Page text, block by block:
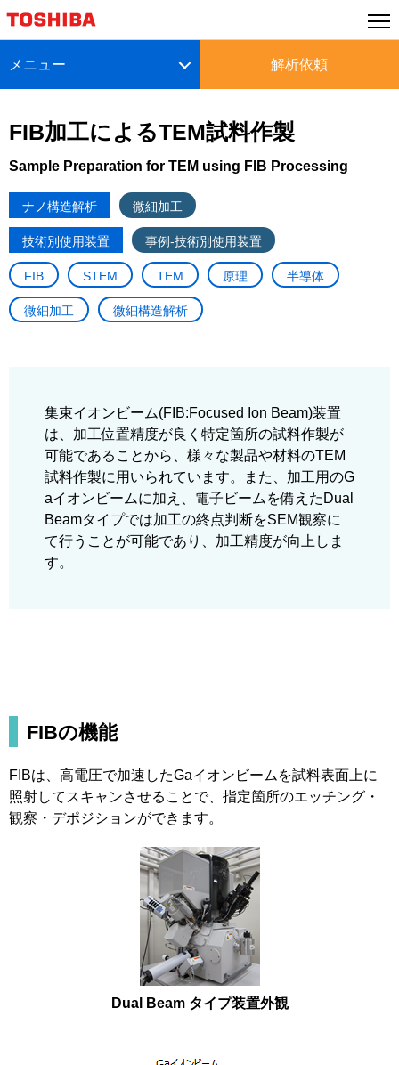
FIB加工によるTEM試料作製
Sample Preparation for TEM using FIB Processing
ナノ構造解析 微細加工
技術別使用装置 事例-技術別使用装置
FIB STEM TEM 原理 半導体
微細加工 微細構造解析
集束イオンビーム(FIB:Focused Ion Beam)装置
は、加工位置精度が良く特定箇所の試料作製が
可能であることから、様々な製品や材料のTEM
試料作製に用いられています。また、加工用のG
aイオンビームに加え、電子ビームを備えたDual
Beamタイプでは加工の終点判断をSEM観察に
て行うことが可能であり、加工精度が向上しま
す。
メニュー 解析依頼
FIBの機能
FIBは、高電圧で加速したGaイオンビームを試料表面上に
照射してスキャンさせることで、指定箇所のエッチング・
観察・デポジションができます。
Dual Beam タイプ装置外観